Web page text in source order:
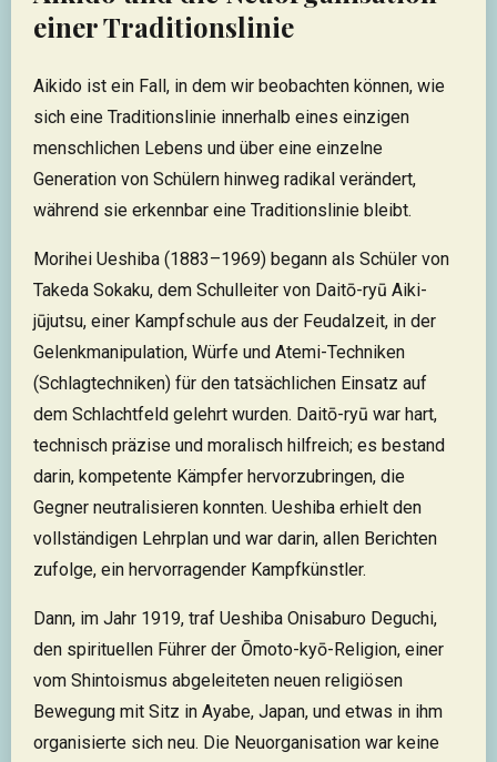
einer Traditionslinie
Aikido ist ein Fall, in dem wir beobachten können, wie
sich eine Traditionslinie innerhalb eines einzigen
menschlichen Lebens und über eine einzelne
Generation von Schülern hinweg radikal verändert,
während sie erkennbar eine Traditionslinie bleibt.
Morihei Ueshiba (1883–1969) begann als Schüler von
Takeda Sokaku, dem Schulleiter von Daitō-ryū Aiki-
jūjutsu, einer Kampfschule aus der Feudalzeit, in der
Gelenkmanipulation, Würfe und Atemi-Techniken
(Schlagtechniken) für den tatsächlichen Einsatz auf
dem Schlachtfeld gelehrt wurden. Daitō-ryū war hart,
technisch präzise und moralisch hilfreich; es bestand
darin, kompetente Kämpfer hervorzubringen, die
Gegner neutralisieren konnten. Ueshiba erhielt den
vollständigen Lehrplan und war darin, allen Berichten
zufolge, ein hervorragender Kampfkünstler.
Dann, im Jahr 1919, traf Ueshiba Onisaburo Deguchi,
den spirituellen Führer der Ōmoto-kyō-Religion, einer
vom Shintoismus abgeleiteten neuen religiösen
Bewegung mit Sitz in Ayabe, Japan, und etwas in ihm
organisierte sich neu. Die Neuorganisation war keine